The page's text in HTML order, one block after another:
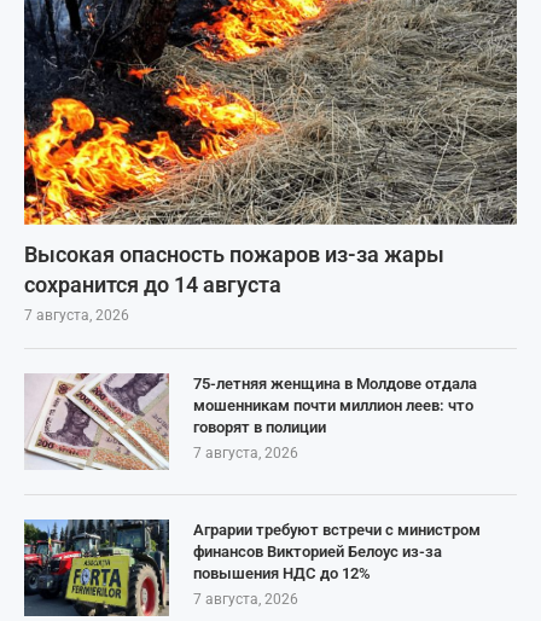
Высокая опасность пожаров из-за жары
сохранится до 14 августа
7 августа, 2026
75-летняя женщина в Молдове отдала
мошенникам почти миллион леев: что
говорят в полиции
7 августа, 2026
Аграрии требуют встречи с министром
финансов Викторией Белоус из-за
повышения НДС до 12%
7 августа, 2026